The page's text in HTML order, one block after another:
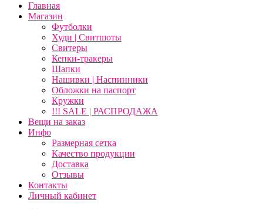
Главная
Магазин
Футболки
Худи | Свитшоты
Свитеры
Кепки-тракеры
Шапки
Нашивки | Наспинники
Обложки на паспорт
Кружки
!!! SALE | РАСПРОДАЖА
Вещи на заказ
Инфо
Размерная сетка
Качество продукции
Доставка
Отзывы
Контакты
Личный кабинет